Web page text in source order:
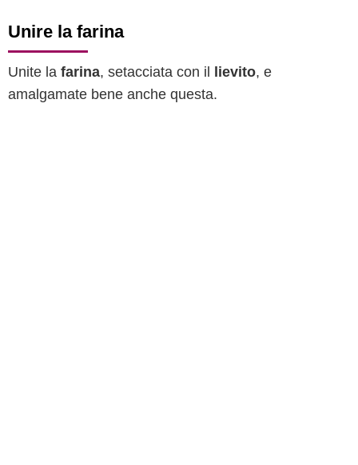
Unire la farina
Unite la farina, setacciata con il lievito, e
amalgamate bene anche questa.